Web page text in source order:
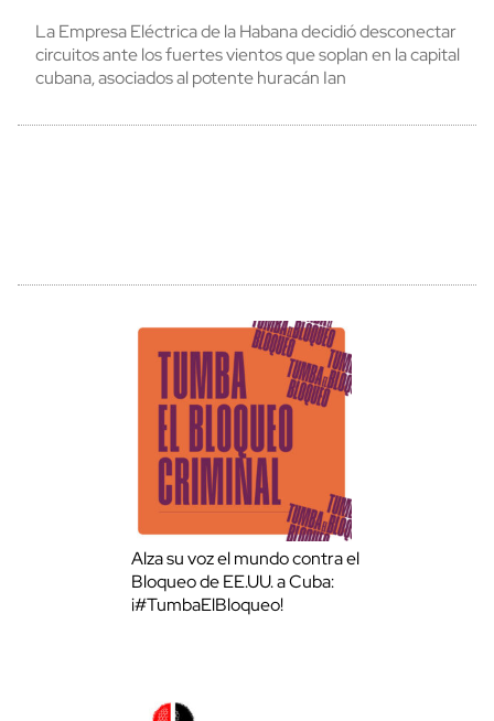
La Empresa Eléctrica de la Habana decidió desconectar
circuitos ante los fuertes vientos que soplan en la capital
cubana, asociados al potente huracán Ian
Alza su voz el mundo contra el
Bloqueo de EE.UU. a Cuba:
¡#TumbaElBloqueo!